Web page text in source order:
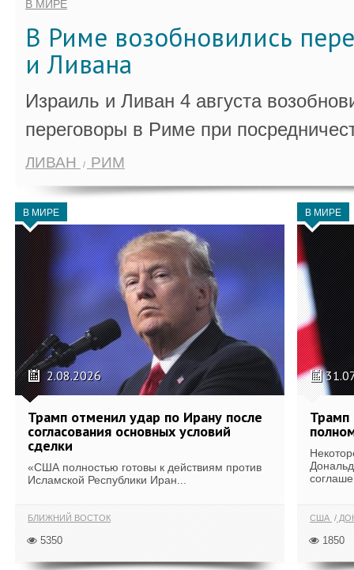
В МИРЕ
В Риме возобновились
и Ливана
Израиль и Ливан 4 августа
переговоры в Риме при
ЛИВАН РИМ
В МИРЕ
2.08.2026
Трамп отменил удар по Ирану после
согласования основных условий
сделки
«США полностью готовы к действиям против
Исламской Республики Иран...
БЛИЖНИЙ ВОСТОК
5350
В МИРЕ
Трамп
США
1850